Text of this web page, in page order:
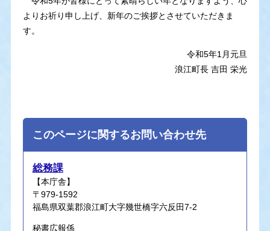
よりお祈り申し上げ、新年のご挨拶とさせていただきま
す。
令和5年1月元旦
浪江町長 吉田 栄光
このページに関するお問い合わせ先
総務課
【本庁舎】
〒979-1592
福島県双葉郡浪江町大字幾世橋字六反田7-2
秘書広報係